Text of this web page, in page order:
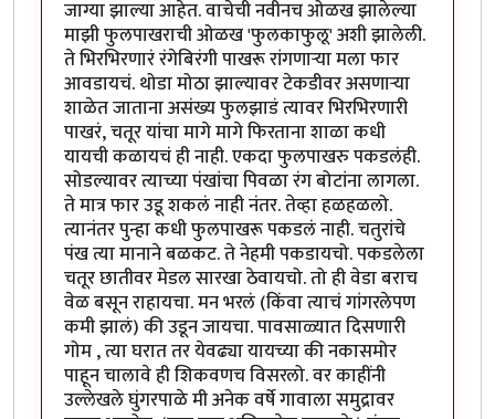
जाग्या झाल्या आहेत. वाचेची नवीनच ओळख झालेल्या
माझी फुलपाखराची ओळख 'फुलकाफुलू' अशी झालेली.
ते भिरभिरणारं रंगेबिरंगी पाखरू रांगणाऱ्या मला फार
आवडायचं. थोडा मोठा झाल्यावर टेकडीवर असणाऱ्या
शाळेत जाताना असंख्य फुलझाडं त्यावर भिरभिरणारी
पाखरं, चतूर यांचा मागे मागे फिरताना शाळा कधी
यायची कळायचं ही नाही. एकदा फुलपाखरु पकडलंही.
सोडल्यावर त्याच्या पंखांचा पिवळा रंग बोटांना लागला.
ते मात्र फार उडू शकलं नाही नंतर. तेव्हा हळहळलो.
त्यानंतर पुन्हा कधी फुलपाखरू पकडलं नाही. चतुरांचे
पंख त्या मानाने बळकट. ते नेहमी पकडायचो. पकडलेला
चतूर छातीवर मेडल सारखा ठेवायचो. तो ही वेडा बराच
वेळ बसून राहायचा. मन भरलं (किंवा त्याचं गांगरलेपण
कमी झालं) की उडून जायचा. पावसाळ्यात दिसणारी
गोम , त्या घरात तर येवढ्या यायच्या की नकासमोर
पाहून चालावे ही शिकवणच विसरलो. वर काहींनी
उल्लेखले घुंगरपाळे मी अनेक वर्षे गावाला समुद्रावर